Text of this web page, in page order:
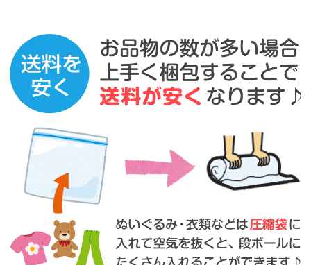
直接持込の場合に限り、ビニール袋でも受け付けいた
します。
※４５リットル以上のサイズでお願いいたします。
※直接持込は事前のご連絡が必須となります。
※袋にはできるだけたくさんの品物を詰めていただくようご協
力お願いいたします。